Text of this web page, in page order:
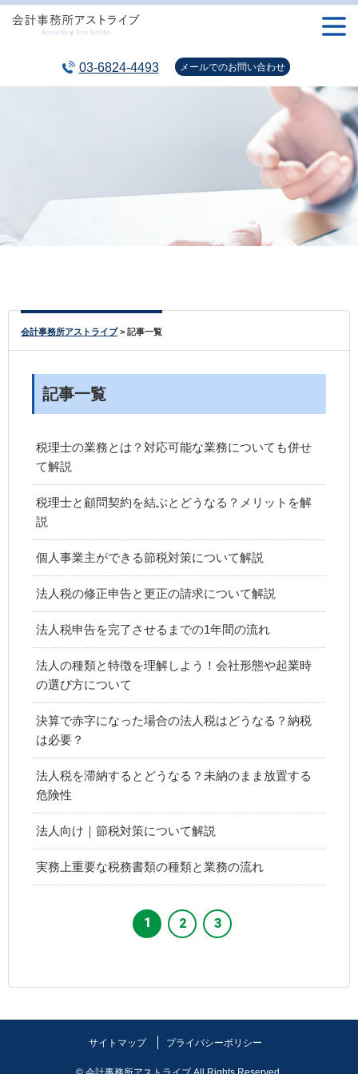
03-6824-4493 メールでのお問い合わせ
会計事務所アストライブ> 記事一覧
記事一覧
税理士の業務とは？対応可能な業務についても併せ
て解説
税理士と顧問契約を結ぶとどうなる？メリットを解
説
個人事業主ができる節税対策について解説
法人税の修正申告と更正の請求について解説
法人税申告を完了させるまでの1年間の流れ
法人の種類と特徴を理解しよう！会社形態や起業時
の選び方について
決算で赤字になった場合の法人税はどうなる？納税
は必要？
法人税を滞納するとどうなる？未納のまま放置する
危険性
法人向け｜節税対策について解説
実務上重要な税務書類の種類と業務の流れ
1 2 3
サイトマップ プライバシーボリシー